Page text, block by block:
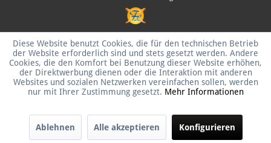
Diese Website benutzt Cookies, die für den technischen Betrieb
der Website erforderlich sind und stets gesetzt werden. Andere
Cookies, die den Komfort bei Benutzung dieser Website erhöhen,
der Direktwerbung dienen oder die Interaktion mit anderen
Websites und sozialen Netzwerken vereinfachen sollen, werden
nur mit Ihrer Zustimmung gesetzt. Mehr Informationen
Ablehnen Alle akzeptieren Konfigurieren